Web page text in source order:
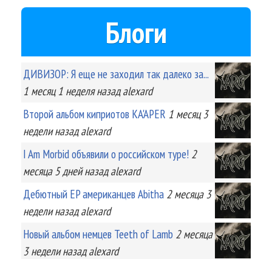
Блоги
ДИВИЗОР: Я еще не заходил так далеко за...
1 месяц 1 неделяназад alexard
Второй альбом киприотов KA'APER 1 месяц 3
неделиназад alexard
I Am Morbid объявили о российском туре! 2
месяца 5 днейназад alexard
Дебютный EP американцев Abitha 2 месяца 3
неделиназад alexard
Новый альбом немцев Teeth of Lamb 2 месяца
3 неделиназад alexard